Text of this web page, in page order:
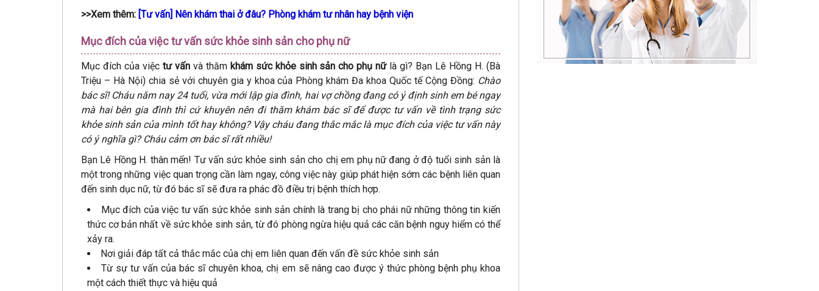
>>Xem thêm: [Tư vấn] Nên khám thai ở đâu? Phòng khám tư nhân hay bệnh viện
Mục đích của việc tư vấn sức khỏe sinh sản cho phụ nữ
Mục đích của việc tư vấnvà thăm khám sức khỏe sinh sản cho phụ nữlà gì? Bạn Lê Hồng H. (Bà
Triệu – Hà Nội) chia sẻ với chuyên gia y khoa của Phòng khám Đa khoa Quốc tế Cộng Đồng: Chào
bác sĩ! Cháu năm nay 24 tuổi, vừa mới lập gia đình, hai vợ chồng đang có ý định sinh em bé ngay
mà hai bên gia đình thì cứ khuyên nên đi thăm khám bác sĩ để được tư vấn về tình trạng sức
khỏe sinh sản của mình tốt hay không? Vậy cháu đang thắc mắc là mục đích của việc tư vấn này
có ý nghĩa gì? Cháu cảm ơn bác sĩ rất nhiều!
Bạn Lê Hồng H. thân mến! Tư vấn sức khỏe sinh sản cho chị em phụ nữ đang ở độ tuổi sinh sản là
một trong những việc quan trọng cần làm ngay, công việc này giúp phát hiện sớm các bệnh liên quan
đến sinh dục nữ, từ đó bác sĩ sẽ đưa ra phác đồ điều trị bệnh thích hợp.
Mục đích của việc tư vấn sức khỏe sinh sản chính là trang bị cho phái nữ những thông tin kiến
thức cơ bản nhất về sức khỏe sinh sản, từ đó phòng ngừa hiệu quả các căn bệnh nguy hiểm có thể
xảy ra.
Nơi giải đáp tất cả thắc mắc của chị em liên quan đến vấn đề sức khỏe sinh sản
Từ sự tư vấn của bác sĩ chuyên khoa, chị em sẽ nâng cao được ý thức phòng bệnh phụ khoa
một cách thiết thực và hiệu quả